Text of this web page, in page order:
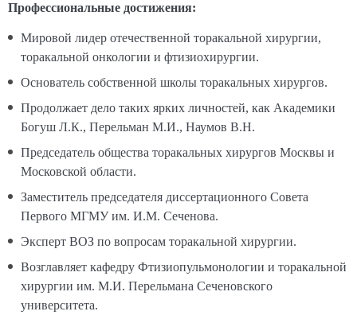
Профессиональные достижения:
Мировой лидер отечественной торакальной хирургии,
торакальной онкологии и фтизиохирургии.
Основатель собственной школы торакальных хирургов.
Продолжает дело таких ярких личностей, как Академики
Богуш Л.К., Перельман М.И., Наумов В.Н.
Председатель общества торакальных хирургов Москвы и
Московской области.
Заместитель председателя диссертационного Совета
Первого МГМУ им. И.М. Сеченова.
Эксперт ВОЗ по вопросам торакальной хирургии.
Возглавляет кафедру Фтизиопульмонологии и торакальной
хирургии им. М.И. Перельмана Сеченовского
университета.